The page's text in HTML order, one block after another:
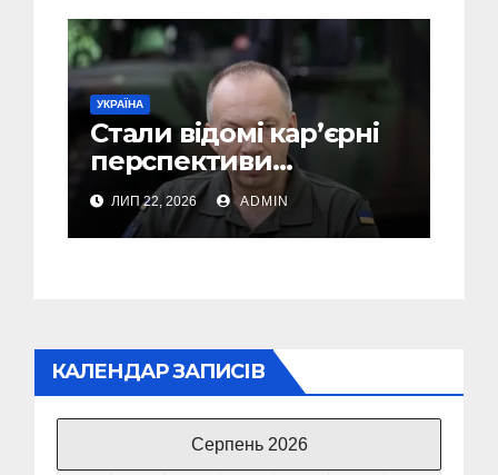
УКРАЇНА
Стали відомі кар’єрні
перспективи
Сирського після
звільнення з посади
Головкому ВСУ
ЛИП 22, 2026 ADMIN
КАЛЕНДАР ЗАПИСІВ
Серпень 2026